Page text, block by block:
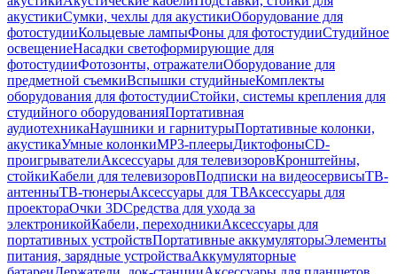
акустикиСумки, чехлы для акустикиОборудование для
фотостудииКольцевые лампыФоны для фотостудииСтудийное
освещениеНасадки светоформирующие для
фотостудииФотозонты, отражателиОборудование для
предметной съемкиВспышки студийныеКомплекты
оборудования для фотостудииСтойки, системы крепления для
студийного оборудованияПортативная
аудиотехникаНаушники и гарнитурыПортативные колонки,
акустикаУмные колонкиMP3-плеерыДиктофоныCD-
проигрывателиАксессуары для телевизоровКронштейны,
стойкиКабели для телевизоровПодписки на видеосервисыТВ-
антенныТВ-тюнерыАксессуары для ТВАксессуары для
проектораОчки 3DСредства для ухода за
электроникойКабели, переходникиАксессуары для
портативных устройствПортативные аккумуляторыЭлементы
питания, зарядные устройстваАккумуляторные